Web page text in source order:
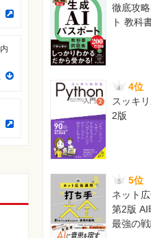
徹底攻
ト 教科
4位
スッキ
2版
5位
ネット
第2版 AI
最強の